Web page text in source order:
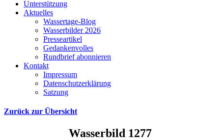
Unterstützung
Aktuelles
Wassertage-Blog
Wasserbilder 2026
Presseartikel
Gedankenvolles
Rundbrief abonnieren
Kontakt
Impressum
Datenschutzerklärung
Satzung
Zurück zur Übersicht
Wasserbild 1277